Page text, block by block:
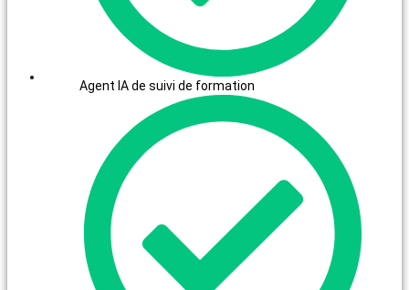
Agent IA de suivi de formation